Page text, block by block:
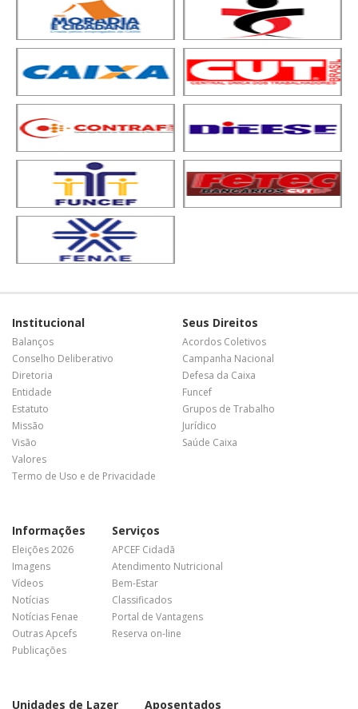
Institucional
Balanços
Conselho Deliberativo
Diretoria
Entidade
Estatuto
Missão
Visão
Valores
Termo de Uso e de Privacidade
Seus Direitos
Acordos Coletivos
Campanha Nacional
Defesa da Caixa
Funcef
Grupos de Trabalho
Jurídico
Saúde Caixa
Informações
Eleições 2026
Imagens
Vídeos
Notícias
Notícias Fenae
Outras Apcefs
Publicações
Serviços
APCEF Cidadã
Atendimento Nutricional
Bem-Estar
Classificados
Portal de Vantagens
Reserva on-line
Unidades de Lazer Aposentados